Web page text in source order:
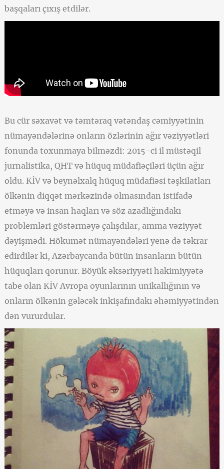
başqaları çıxış etdilər.
Bu cür səxavət və təmtəraq vətəndaş cəmiyyətinin
nümayəndələrinə onların özlərinin ağır vəziyyətləri
fonunda toxunmaya bilməzdi: 2015-ci il müstəqil
jurnalistika, QHT və hüquq müdafiəçiləri üçün ağır
oldu. KİV və beynəlxalq hüquq müdafiəsi təşkilatları
ölkənin diqqət mərkəzində olmasından istifadə
etməyə və insan haqları və söz azadlığındakı
problemləri göstərməyə çalışdılar, amma vəziyyət
dəyişmədi. Hökumət nümayəndələri yenə də təkrar
edirdilər ki, Azərbaycanda bütün insanların bütün
hüquqları qorunur. Böyük əksəriyyəti hakimiyyətə
tabe olan KİV Avropa oyunlarının unikallığının və
onların ölkənin gələcək inkişafındakı əhəmiyyətindən
dən vururdular.